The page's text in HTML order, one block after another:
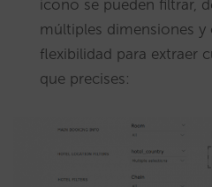
icono se pueden filtrar,
múltiples dimensiones y
flexibilidad para extraer
que precises: